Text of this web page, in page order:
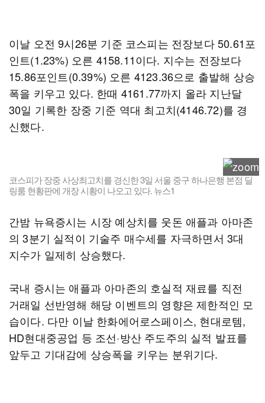
이날 오전 9시26분 기준 코스피는 전장보다 50.61포
인트(1.23%) 오른 4158.11이다. 지수는 전장보다
15.86포인트(0.39%) 오른 4123.36으로 출발해 상승
폭을 키우고 있다. 한때 4161.77까지 올라 지난달
30일 기록한 장중 기준 역대 최고치(4146.72)를 경
신했다.
코스피가 장중 사상최고치를 경신한 3일 서울 중구 하나은행 본점 딜
링룸 현황판에 개장 시황이 나오고 있다. 뉴스1
간밤 뉴욕증시는 시장 예상치를 웃돈 애플과 아마존
의 3분기 실적이 기술주 매수세를 자극하면서 3대
지수가 일제히 상승했다.
국내 증시는 애플과 아마존의 호실적 재료를 직전
거래일 선반영해 해당 이벤트의 영향은 제한적인 모
습이다. 다만 이날 한화에어로스페이스, 현대로템,
HD현대중공업 등 조선·방산 주도주의 실적 발표를
앞두고 기대감에 상승폭을 키우는 분위기다.